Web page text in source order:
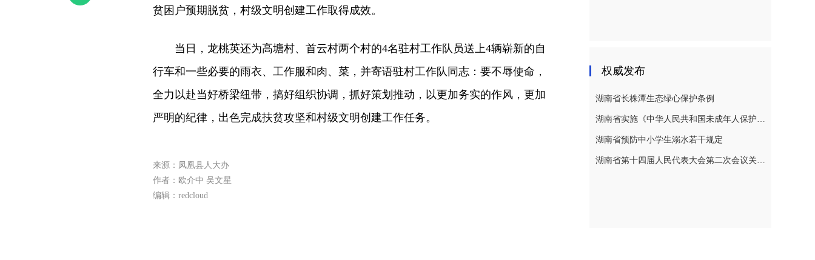
贫困户预期脱贫，村级文明创建工作取得成效。
当日，龙桃英还为高塘村、首云村两个村的4名驻村工作队员送上4辆崭新的自
行车和一些必要的雨衣、工作服和肉、菜，并寄语驻村工作队同志：要不辱使命，
全力以赴当好桥梁纽带，搞好组织协调，抓好策划推动，以更加务实的作风，更加
严明的纪律，出色完成扶贫攻坚和村级文明创建工作任务。
来源：凤凰县人大办
作者：欧介中 吴文星
编辑：redcloud
权威发布
湖南省长株潭生态绿心保护条例
湖南省实施《中华人民共和国未成年人保护法》若干规定
湖南省预防中小学生溺水若干规定
湖南省第十四届人民代表大会第二次会议关于湖南省人民代表大会常务委员会工作报告的决议